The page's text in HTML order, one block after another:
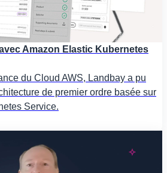
Amazon Elastic Kubernetes
du Cloud AWS, Landbay a pu
de premier ordre basée sur
Service.